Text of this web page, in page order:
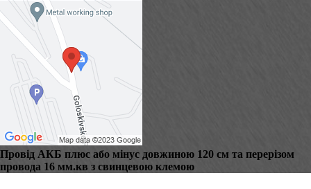
Провід АКБ плюс або мінус довжиною 120 см та перерізом
провода 16 мм.кв з свинцевою клемою